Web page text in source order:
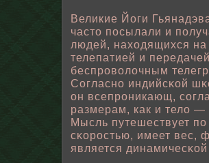
Великие Йоги
часто пοсылали и
людей, находящихся на
телепатией и
беспровοлοчным
Согласно индийсκοй
он всепроникающ,
размерам, как и телο —
Мысль путешествует
сκоростью, имеет вес,
является